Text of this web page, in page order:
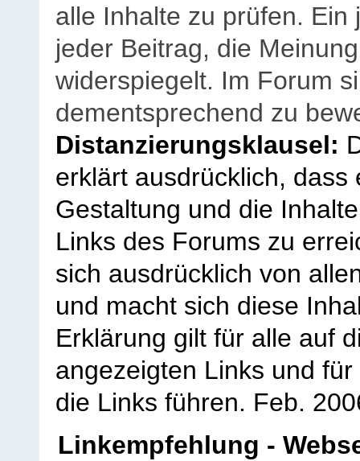
alle Inhalte zu prüfen.
jeder Beitrag, die
widerspiegelt. Im Forum
dementsprechend zu
Distanzierungsklausel:
erklärt ausdrücklich,
Gestaltung und die
Links des Forums zu
sich ausdrücklich von
und macht sich diese
Erklärung gilt für alle auf
angezeigten Links und
die Links führen. Feb.
Linkempfehlung -